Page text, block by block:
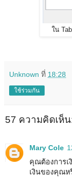
ใน
Unknown ที่ 18:28
ใช้ร่วมกัน
57 ความคิดเห็น
Mary Cole
คุณต้องการเ
เงินของคุณ